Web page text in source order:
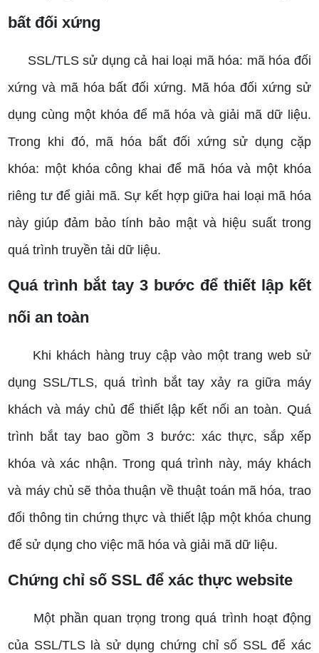
bất đối xứng
SSL/TLS sử dụng cả hai loại mã hóa: mã hóa đối
xứng và mã hóa bất đối xứng. Mã hóa đối xứng sử
dụng cùng một khóa để mã hóa và giải mã dữ liệu.
Trong khi đó, mã hóa bất đối xứng sử dụng cặp
khóa: một khóa công khai để mã hóa và một khóa
riêng tư để giải mã. Sự kết hợp giữa hai loại mã hóa
này giúp đảm bảo tính bảo mật và hiệu suất trong
quá trình truyền tải dữ liệu.
Quá trình bắt tay 3 bước để thiết lập kết
nối an toàn
Khi khách hàng truy cập vào một trang web sử
dụng SSL/TLS, quá trình bắt tay xảy ra giữa máy
khách và máy chủ để thiết lập kết nối an toàn. Quá
trình bắt tay bao gồm 3 bước: xác thực, sắp xếp
khóa và xác nhận. Trong quá trình này, máy khách
và máy chủ sẽ thỏa thuận về thuật toán mã hóa, trao
đổi thông tin chứng thực và thiết lập một khóa chung
để sử dụng cho việc mã hóa và giải mã dữ liệu.
Chứng chỉ số SSL để xác thực website
Một phần quan trọng trong quá trình hoạt động
của SSL/TLS là sử dụng chứng chỉ số SSL để xác